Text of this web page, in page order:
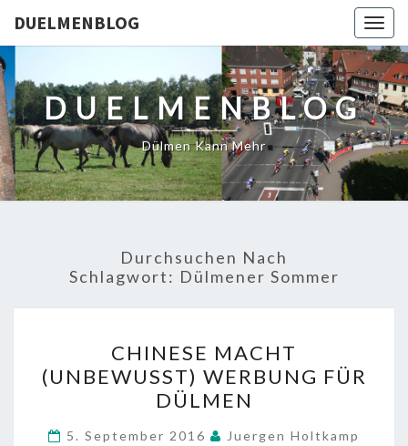
DUELMENBLOG
DUELMENBLOG
Dülmen Kann Mehr
Durchsuchen Nach
Schlagwort: Dülmener Sommer
MACHT
(UNBEWUSST)
WERBUNG
FÜR
CHINESE MACHT
(UNBEWUSST) WERBUNG FÜR
DÜLMEN
5. September 2016 Juergen Holtkamp